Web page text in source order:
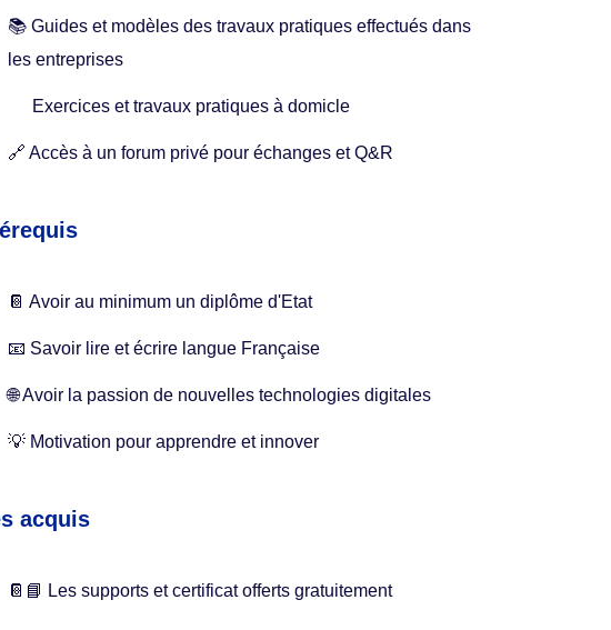
📚 Guides et modèles des travaux pratiques effectués dans
les entreprises
Exercices et travaux pratiques à domicle
🔗 Accès à un forum privé pour échanges et Q&R
📔 Avoir au minimum un diplôme d'Etat
📧 Savoir lire et écrire langue Française
🌐 Avoir la passion de nouvelles technologies digitales
💡 Motivation pour apprendre et innover
acquis
📔📘 Les supports et certificat offerts gratuitement